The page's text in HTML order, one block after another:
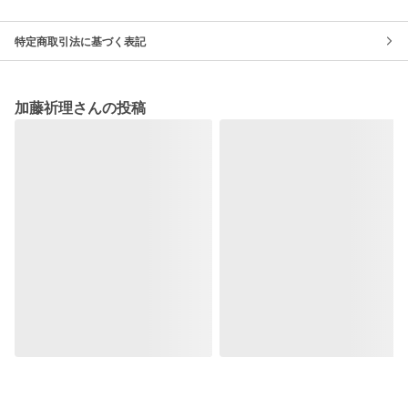
特定商取引法に基づく表記
加藤祈理さんの投稿